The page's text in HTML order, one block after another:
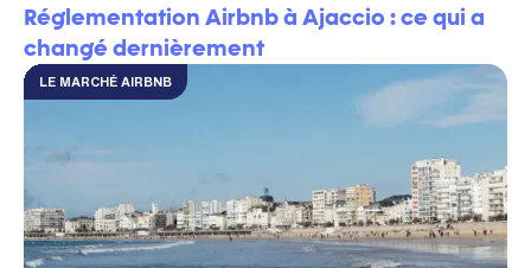
Réglementation Airbnb à Ajaccio : ce qui a
changé dernièrement
LE MARCHÉ AIRBNB